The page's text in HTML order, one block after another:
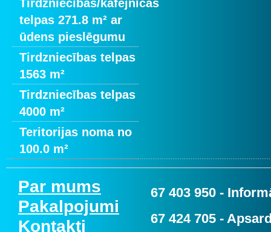
Tirdzniecības/kafejnīcas
telpas 271.8 m² ar
ūdens pieslēgumu
Tirdzniecības telpas
1563 m²
Tirdzniecības telpas
4000 m²
Teritorijas noma no
100.0 m²
Par mums
Pakalpojumi
Kontakti
67 403 950 -
67 424 705 -